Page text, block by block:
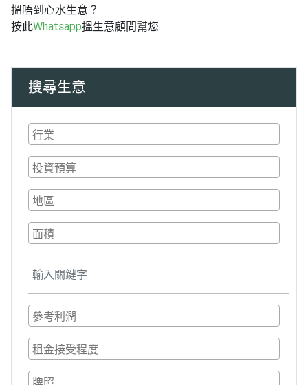
搵唔到心水生意？
按此Whatsapp搵生意顧問幫您
搜尋生意